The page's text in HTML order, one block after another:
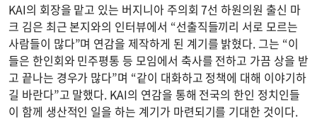
KAI의 회장을 맡고 있는 버지니아 주의회 7선 하원의원 출신 마
크 김은 최근 본지와의 인터뷰에서 “선출직들끼리 서로 모르는
사람들이 많다”며 연감을 제작하게 된 계기를 밝혔다. 그는 “이
들은 한인회와 민주평통 등 모임에서 축사를 전하고 가끔 상을 받
고 끝나는 경우가 많다”며 “같이 대화하고 정책에 대해 이야기하
길 바란다”고 말했다. KAI의 연감을 통해 전국의 한인 정치인들
이 함께 생산적인 일을 하는 계기가 마련되기를 기대한 것이다.